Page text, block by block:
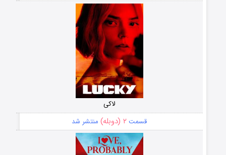
لاکی
قسمت ۲ (دوبله) منتشر شد